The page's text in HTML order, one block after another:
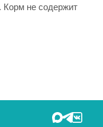
Корм не содержит